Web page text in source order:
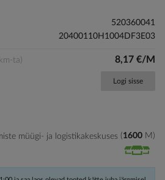
520360041
20400110H1004DF3E03
ta) 8,17 €/M
Logi sisse
müügi- ja logistikakeskuses 1600 M